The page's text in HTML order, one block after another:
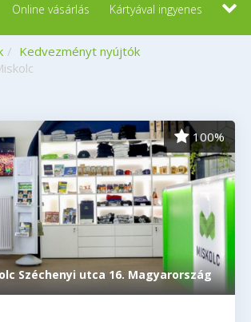
Online vásárlás Kártyával ingyenes
Kedvezményt nyújtók
Széchenyi utca 16. Magyarország
100%